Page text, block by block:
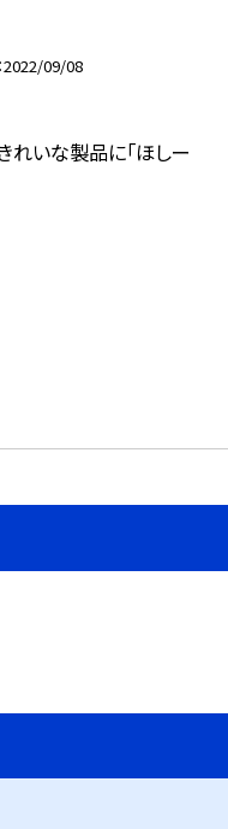
2022/09/08
れいな製品に「ほしー